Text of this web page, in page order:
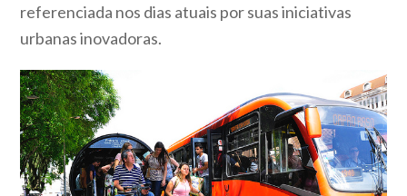
referenciada nos dias atuais por suas iniciativas
urbanas inovadoras.